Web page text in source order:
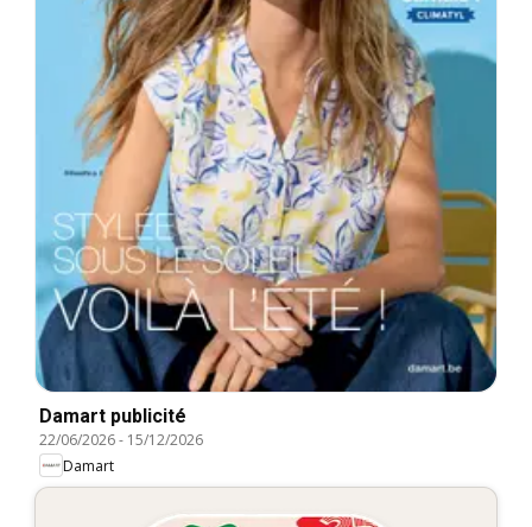
Damart publicité
22/06/2026- 15/12/2026
Damart